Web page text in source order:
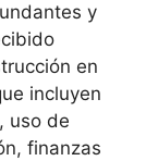
y
en
incluyen
uso de
finanzas